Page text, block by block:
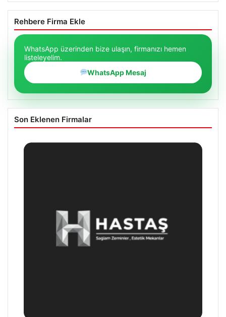
Rehbere Firma Ekle
WhatsApp üzerinden bize ulaşın, firmanızı hemen
listeleyelim.
WhatsApp Mesaj
Son Eklenen Firmalar